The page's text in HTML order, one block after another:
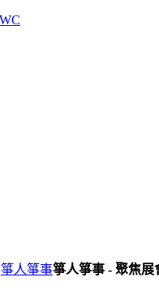
箏人箏事箏人箏事 - 聚焦展